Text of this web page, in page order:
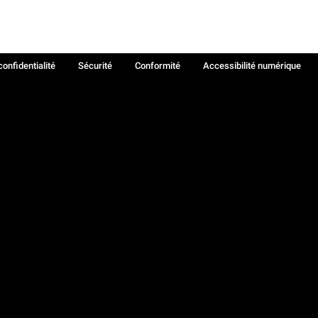
Sécurité Conformité
Accessibilité numérique